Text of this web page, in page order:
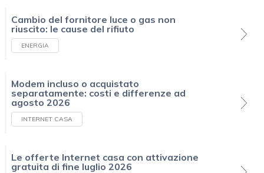
Cambio del fornitore luce o gas non
riuscito: le cause del rifiuto
ENERGIA
Modem incluso o acquistato
separatamente: costi e differenze ad
agosto 2026
INTERNET CASA
Le offerte Internet casa con attivazione
gratuita di fine luglio 2026